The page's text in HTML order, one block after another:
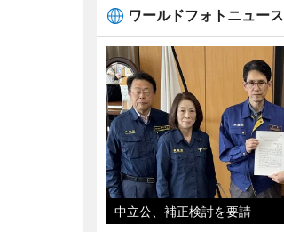
ワールドフォトニュース
中立公、補正検討を要請